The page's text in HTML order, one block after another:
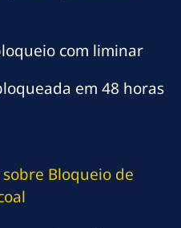
com liminar
em 48 horas
Bloqueio de